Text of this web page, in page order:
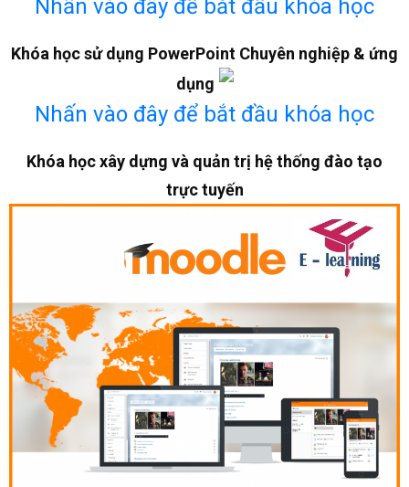
Nhấn vào đây để bắt đầu khóa học
Khóa học sử dụng PowerPoint Chuyên nghiệp & ứng
dụng
Nhấn vào đây để bắt đầu khóa học
Khóa học xây dựng và quản trị hệ thống đào tạo
trực tuyến